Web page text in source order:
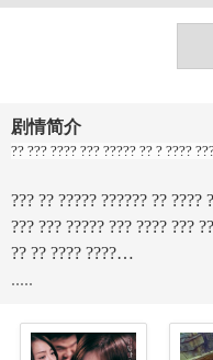
剧情简介
?? ??? ???? ??? ????? ?? ? ????
??? ?? ????? ?????? ?? ????
??? ??? ????? ??? ???? ???
?? ?? ???? ????…
.....